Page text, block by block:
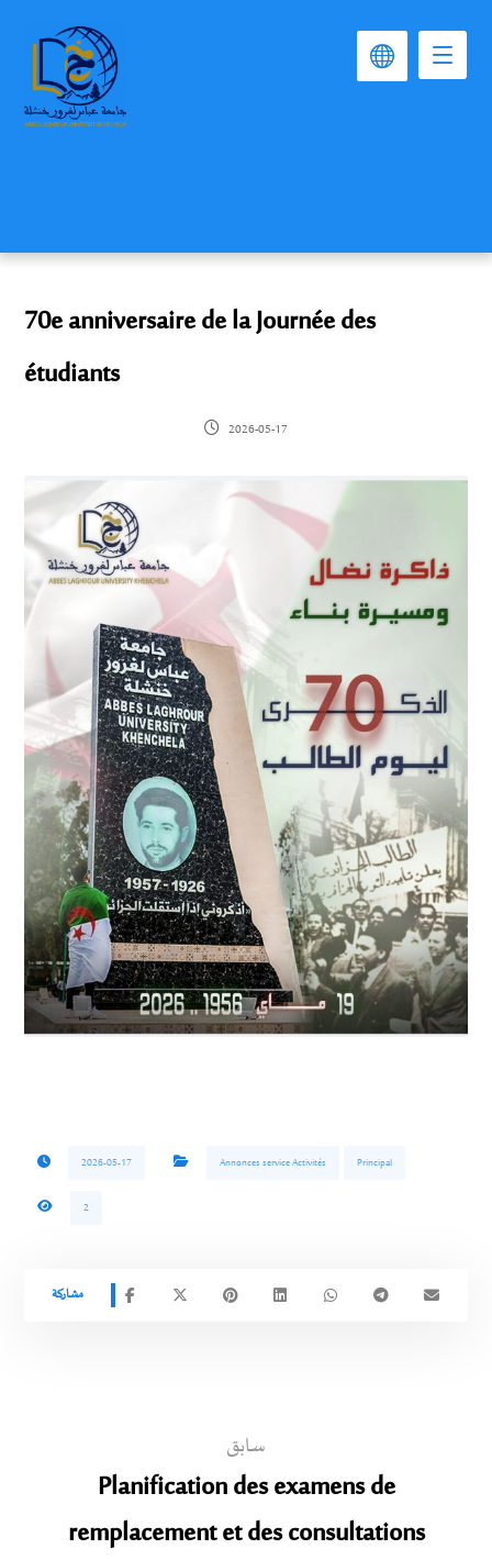
70e anniversaire de la Journée des
étudiants
2026-05-17
2026-05-17 Annonces service Activités Principal
2
سابق
Planification des examens de
remplacement et des consultations